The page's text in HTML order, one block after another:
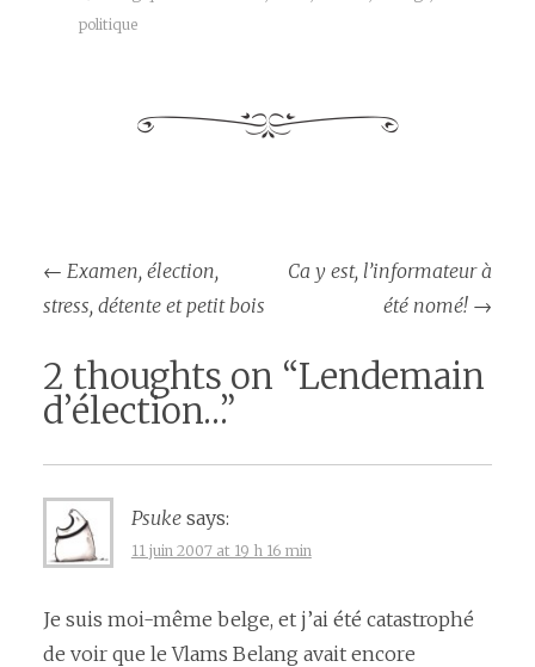
politique
Post
navigation
← Examen, élection,
stress, détente et petit bois
Ca y est, l’informateur à
été nomé! →
2 thoughts on “Lendemain
d’élection…”
Psuke says:
11 juin 2007 at 19 h 16 min
Je suis moi-même belge, et j’ai été catastrophé
de voir que le Vlams Belang avait encore